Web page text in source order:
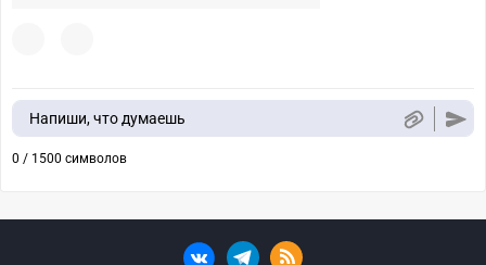
Напиши, что думаешь
0 / 1500 символов